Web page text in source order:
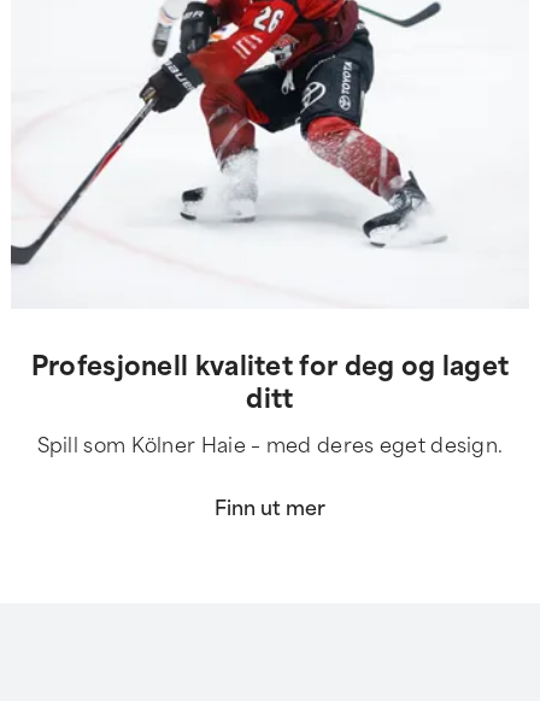
Profesjonell kvalitet for deg og laget
ditt
Spill som Kölner Haie – med deres eget design.
Finn ut mer